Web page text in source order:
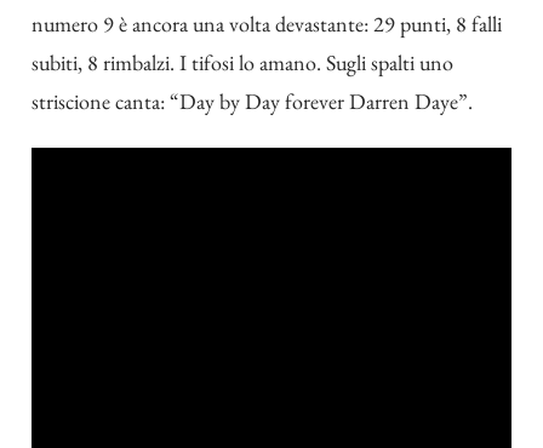
numero 9 è ancora una volta devastante: 29 punti, 8 falli
subiti, 8 rimbalzi. I tifosi lo amano. Sugli spalti uno
striscione canta: “Day by Day forever Darren Daye”.